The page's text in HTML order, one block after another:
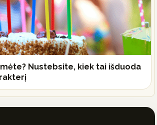
Nustebsite, kiek tai išduoda